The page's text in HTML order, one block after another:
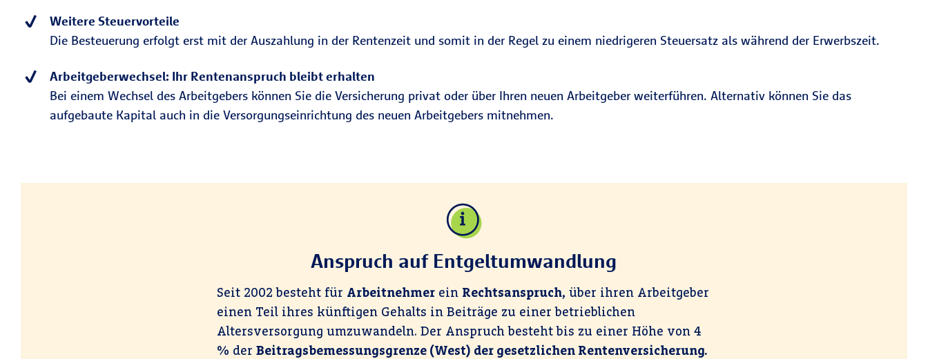
Weitere Steuervorteile
Die Besteuerung erfolgt erst mit der Auszahlung in der Rentenzeit und somit in der Regel zu einem niedrigeren Steuersatz als während der Erwerbszeit.
Arbeitgeberwechsel: Ihr Rentenanspruch bleibt erhalten
Bei einem Wechsel des Arbeitgebers können Sie die Versicherung privat oder über Ihren neuen Arbeitgeber weiterführen. Alternativ können Sie das
aufgebaute Kapital auch in die Versorgungseinrichtung des neuen Arbeitgebers mitnehmen.
Anspruch auf Entgeltumwandlung
Seit 2002 besteht für Arbeitnehmerein Rechtsanspruch, über ihren Arbeitgeber
einen Teil ihres künftigen Gehalts in Beiträge zu einer betrieblichen
Altersversorgung umzuwandeln. Der Anspruch besteht bis zu einer Höhe von 4
% der Beitragsbemessungsgrenze (West) der gesetzlichen Rentenversicherung.